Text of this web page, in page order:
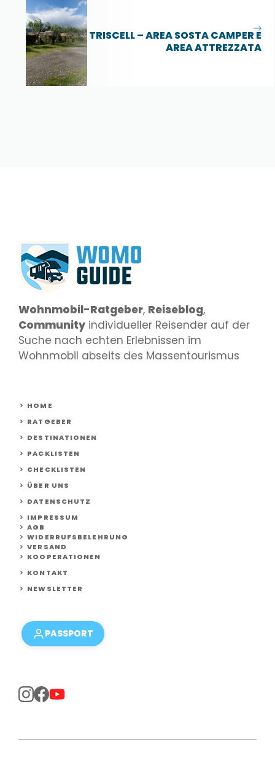
TRISCELL – AREA SOSTA CAMPER E
AREA ATTREZZATA
Wohnmobil-Ratgeber, Reiseblog,
Community individueller Reisender auf der
Suche nach echten Erlebnissen im
Wohnmobil abseits des Massentourismus
HOME
RATGEBER
DESTINATIONEN
PACKLISTEN
CHECKLISTEN
ÜBER UNS
DATENSCHUTZ
IMPRESSUM
AGB
WIDERRUFSBELEHRUNG
VERSAND
KOOPERATIONEN
KONTAKT
NEWSLETTER
PASSPORT